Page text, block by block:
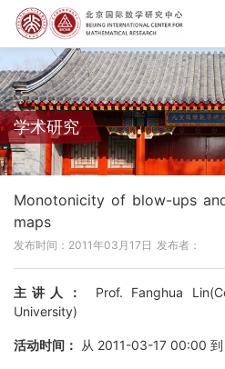
学术研究
Monotonicity of blow-ups
maps
发布时间：2011年03月17日 发布者：
主讲人：
Prof. Fanghua
University)
活动时间： 从 2011-03-17 00:00